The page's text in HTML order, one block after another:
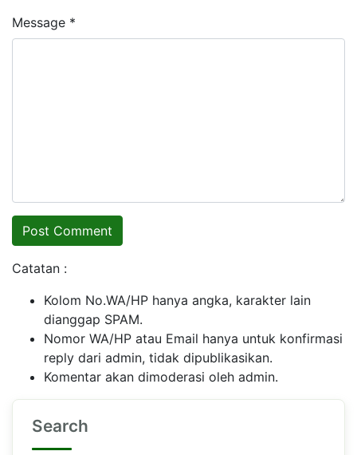
Message *
Catatan :
Kolom No.WA/HP hanya angka, karakter lain
dianggap SPAM.
Nomor WA/HP atau Email hanya untuk konfirmasi
reply dari admin, tidak dipublikasikan.
Komentar akan dimoderasi oleh admin.
Search